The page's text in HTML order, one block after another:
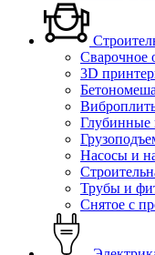
Сварочное
3D
Глубинные
Насосы и
Трубы и
Снятое с